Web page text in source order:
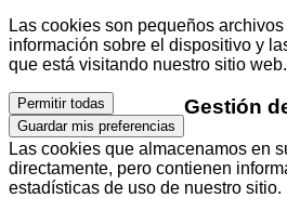
Las cookies son pequeños
información sobre el dispositivo y
que está visitando nuestro sitio web.
Permitir todas
Guardar mis preferencias
Gestión
Las cookies que almacenamos en
directamente, pero contienen
estadísticas de uso de nuestro sitio.